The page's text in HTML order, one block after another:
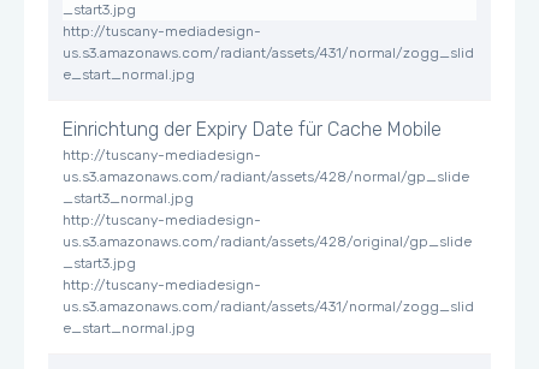
_start3.jpg
http://tuscany-mediadesign-
us.s3.amazonaws.com/radiant/assets/431/normal/zogg_slid
e_start_normal.jpg
Einrichtung der Expiry Date für Cache Mobile
http://tuscany-mediadesign-
us.s3.amazonaws.com/radiant/assets/428/normal/gp_slide
_start3_normal.jpg
http://tuscany-mediadesign-
us.s3.amazonaws.com/radiant/assets/428/original/gp_slide
_start3.jpg
http://tuscany-mediadesign-
us.s3.amazonaws.com/radiant/assets/431/normal/zogg_slid
e_start_normal.jpg